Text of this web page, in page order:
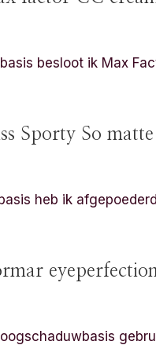
besloot ik Max
Sporty So
heb ik